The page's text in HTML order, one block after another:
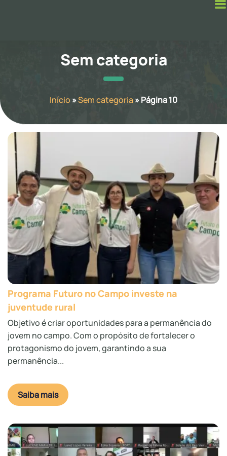
Sem categoria
Início »Sem categoria »Página 10
Programa Futuro no Campo investe na
juventude rural
Objetivo é criar oportunidades para a permanência do
jovem no campo. Com o propósito de fortalecer o
protagonismo do jovem, garantindo a sua
permanência...
Saiba mais